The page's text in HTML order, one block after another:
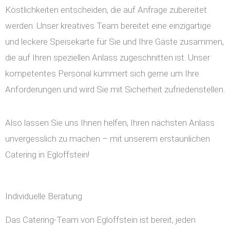
Köstlichkeiten entscheiden, die auf Anfrage zubereitet
werden. Unser kreatives Team bereitet eine einzigartige
und leckere Speisekarte für Sie und Ihre Gäste zusammen,
die auf Ihren speziellen Anlass zugeschnitten ist. Unser
kompetentes Personal kümmert sich gerne um Ihre
Anforderungen und wird Sie mit Sicherheit zufriedenstellen.
Also lassen Sie uns Ihnen helfen, Ihren nächsten Anlass
unvergesslich zu machen – mit unserem erstaunlichen
Catering in Egloffstein!
Individuelle Beratung
Das Catering-Team von Egloffstein ist bereit, jeden